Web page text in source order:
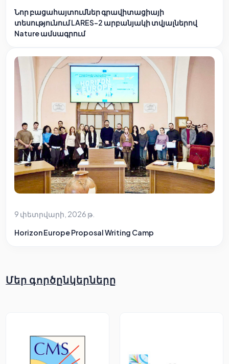
Նոր բացահայտումներ գրավիտացիայի
տեսությունում LARES-2 արբանյակի տվյալներով
Nature ամսագրում
9 փետրվարի, 2026 թ.
Horizon Europe Proposal Writing Camp
Մեր գործընկերները